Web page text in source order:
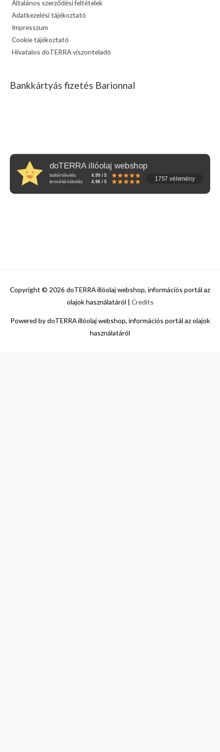
Általános szerződési feltételek
Adatkezelési tájékoztató
Impresszum
Cookie tájékoztató
Hivatalos doTERRA viszonteladó
Bankkártyás fizetés Barionnal
doTERRA illóolaj webshop
boltértékelés
4.99 / 5
termékértékelés
4.96 / 5 1757 vélemény
Copyright © 2026 doTERRA illóolaj webshop, információs portál az
olajok használatáról | Credits
Powered bydoTERRA illóolaj webshop, információs portál az olajok
használatáról